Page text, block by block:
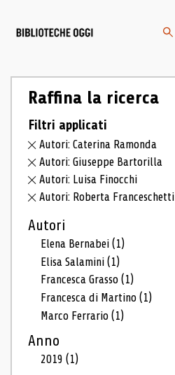
Raffina la ricerca
Filtri applicati
Autori: Caterina Ramonda
Autori: Giuseppe Bartorilla
Autori: Luisa Finocchi
Autori: Roberta Franceschetti
Autori
Elena Bernabei(1)
Elisa Salamini(1)
Francesca Grasso(1)
Francesca di Martino(1)
Marco Ferrario(1)
Anno
2019(1)